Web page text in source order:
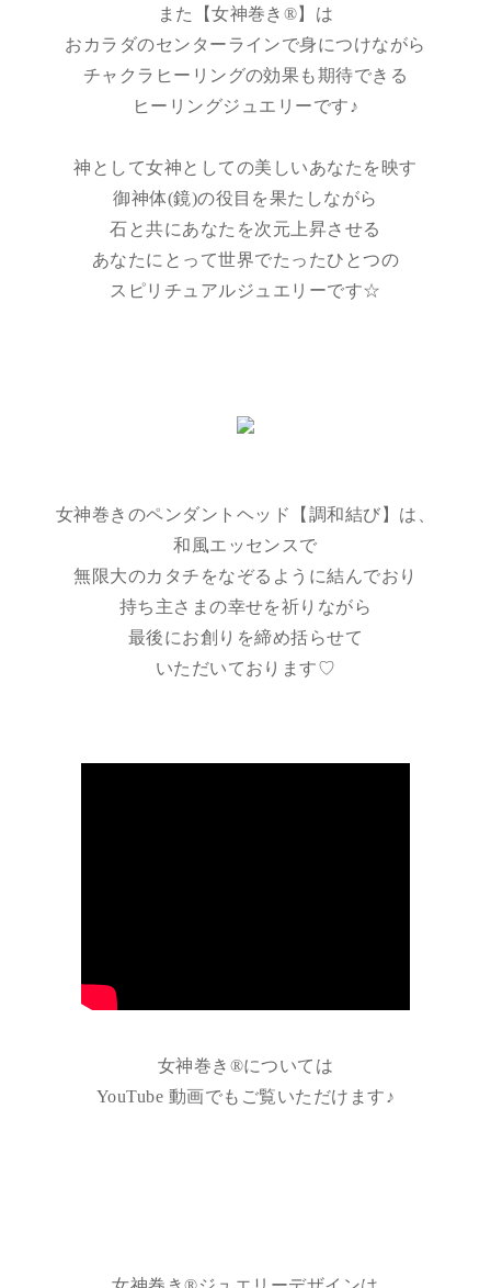
また【女神巻き®】は
おカラダのセンターラインで身につけながら
チャクラヒーリングの効果も期待できる
ヒーリングジュエリーです♪
神として女神としての美しいあなたを映す
御神体(鏡)の役目を果たしながら
石と共にあなたを次元上昇させる
あなたにとって世界でたったひとつの
スピリチュアルジュエリーです☆
女神巻きのペンダントヘッド【調和結び】は、
和風エッセンスで
無限大のカタチをなぞるように結んでおり
持ち主さまの幸せを祈りながら
最後にお創りを締め括らせて
いただいております♡
女神巻き®については
YouTube 動画でもご覧いただけます♪